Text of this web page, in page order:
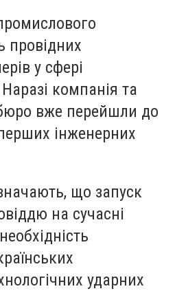
провідних
у сфері
компанія та
вже перейшли до
інженерних
що запуск
на сучасні
ударних